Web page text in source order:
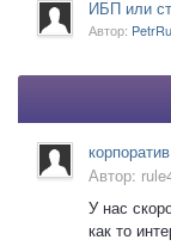
ИБП или
Автор:
корпоратив
Автор:
У нас
как то